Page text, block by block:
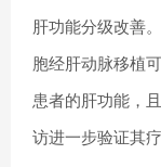
肝功能分级改善
胞经肝动脉移植
患者的肝功能，
访进一步验证其